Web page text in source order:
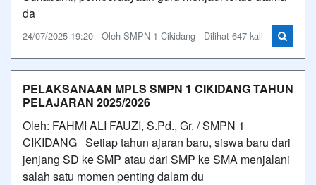
da
24/07/2025 19:20 - Oleh SMPN 1 Cikidang - Dilihat 647 kali
PELAKSANAAN MPLS SMPN 1 CIKIDANG TAHUN
PELAJARAN 2025/2026
Oleh: FAHMI ALI FAUZI, S.Pd., Gr. / SMPN 1
CIKIDANG Setiap tahun ajaran baru, siswa baru dari
jenjang SD ke SMP atau dari SMP ke SMA menjalani
salah satu momen penting dalam du